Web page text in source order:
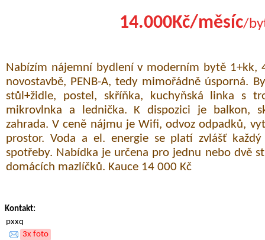
14.000Kč/měsíc/
Nabízím nájemní bydlení v moderním bytě 1+kk,
novostavbě, PENB-A, tedy mimořádně úsporná.
stůl+židle, postel, skříňka, kuchyňská linka s
mikrovlnka a lednička. K dispozici je balkon,
zahrada. V ceně nájmu je Wifi, odvoz odpadků,
prostor. Voda a el. energie se platí zvlášť
spotřeby. Nabídka je určena pro jednu nebo dvě
domácích mazlíčků. Kauce 14 000 Kč
Kontakt:
pxxq
3x foto